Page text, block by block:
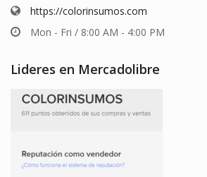
https://colorinsumos.com
Mon - Fri / 8:00 AM - 4:00 PM
Lideres en Mercadolibre